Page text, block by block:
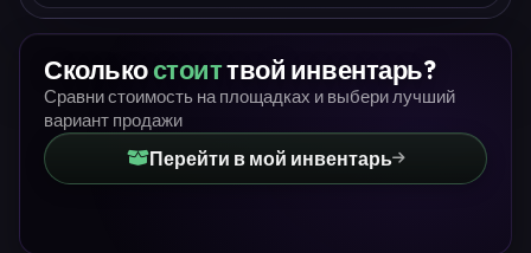
Сколькостоиттвой инвентарь?
Сравни стоимость на площадках и выбери лучший
вариант продажи
Перейти в мой инвентарь